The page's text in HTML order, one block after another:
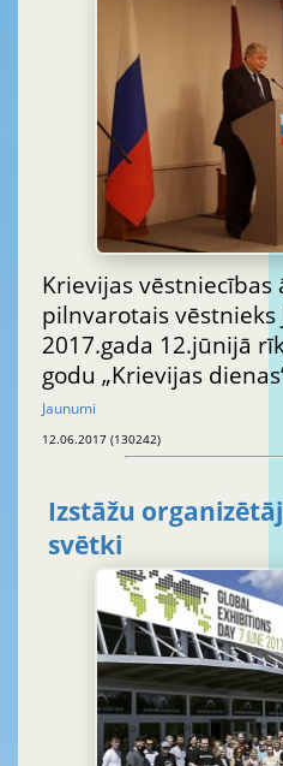
Krievijas
pilnvarotais vēstnieks
2017.gada 12.jūnijā
godu „Krievijas
Jaunumi
12.06.2017 (130242)
Izstāžu
svētki